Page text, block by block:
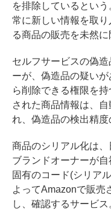
を排除しているとい
常に新しい情報を取
る商品の販売を未然に
セルフサービスの偽
ーが、偽造品の疑い
ら削除できる権限を
された商品情報は、
れ、偽造品の検出精度
商品のシリアル化は、
ブランドオーナーが
固有のコード(シリア
よってAmazonで販売
し、確認するサービス